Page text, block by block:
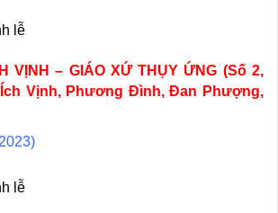
lễ
VỊNH – GIÁO XỨ THỤY ỨNG (Số 2,
Vịnh, Phương Đình, Đan Phượng,
lễ